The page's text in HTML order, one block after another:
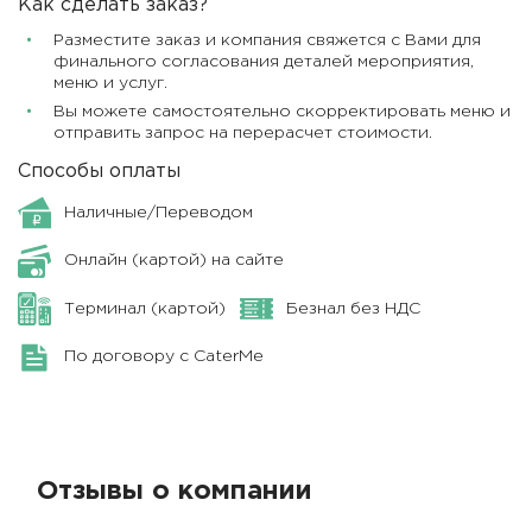
Как сделать заказ?
Разместите заказ и компания свяжется с Вами для
финального согласования деталей мероприятия,
меню и услуг.
Вы можете самостоятельно скорректировать меню и
отправить запрос на перерасчет стоимости.
Способы оплаты
Наличные/Переводом
Онлайн (картой) на сайте
Терминал (картой) Безнал без НДС
По договору с CaterMe
Отзывы о компании